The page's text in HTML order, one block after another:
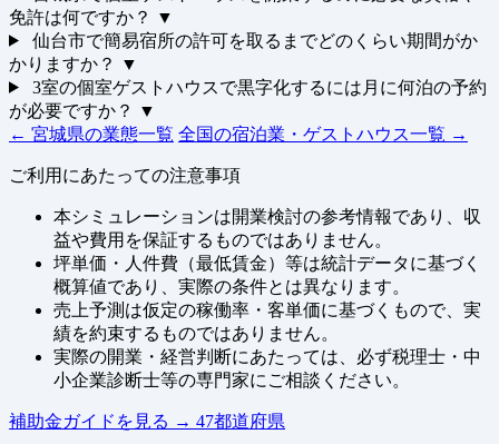
免許は何ですか？
▼
仙台市で簡易宿所の許可を取るまでどのくらい期間がか
かりますか？
▼
3室の個室ゲストハウスで黒字化するには月に何泊の予約
が必要ですか？
▼
← 宮城県の業態一覧 全国の宿泊業・ゲストハウス一覧 →
ご利用にあたっての注意事項
本シミュレーションは開業検討の参考情報であり、収
益や費用を保証するものではありません。
坪単価・人件費（最低賃金）等は統計データに基づく
概算値であり、実際の条件とは異なります。
売上予測は仮定の稼働率・客単価に基づくもので、実
績を約束するものではありません。
実際の開業・経営判断にあたっては、必ず税理士・中
小企業診断士等の専門家にご相談ください。
補助金ガイドを見る → 47都道府県